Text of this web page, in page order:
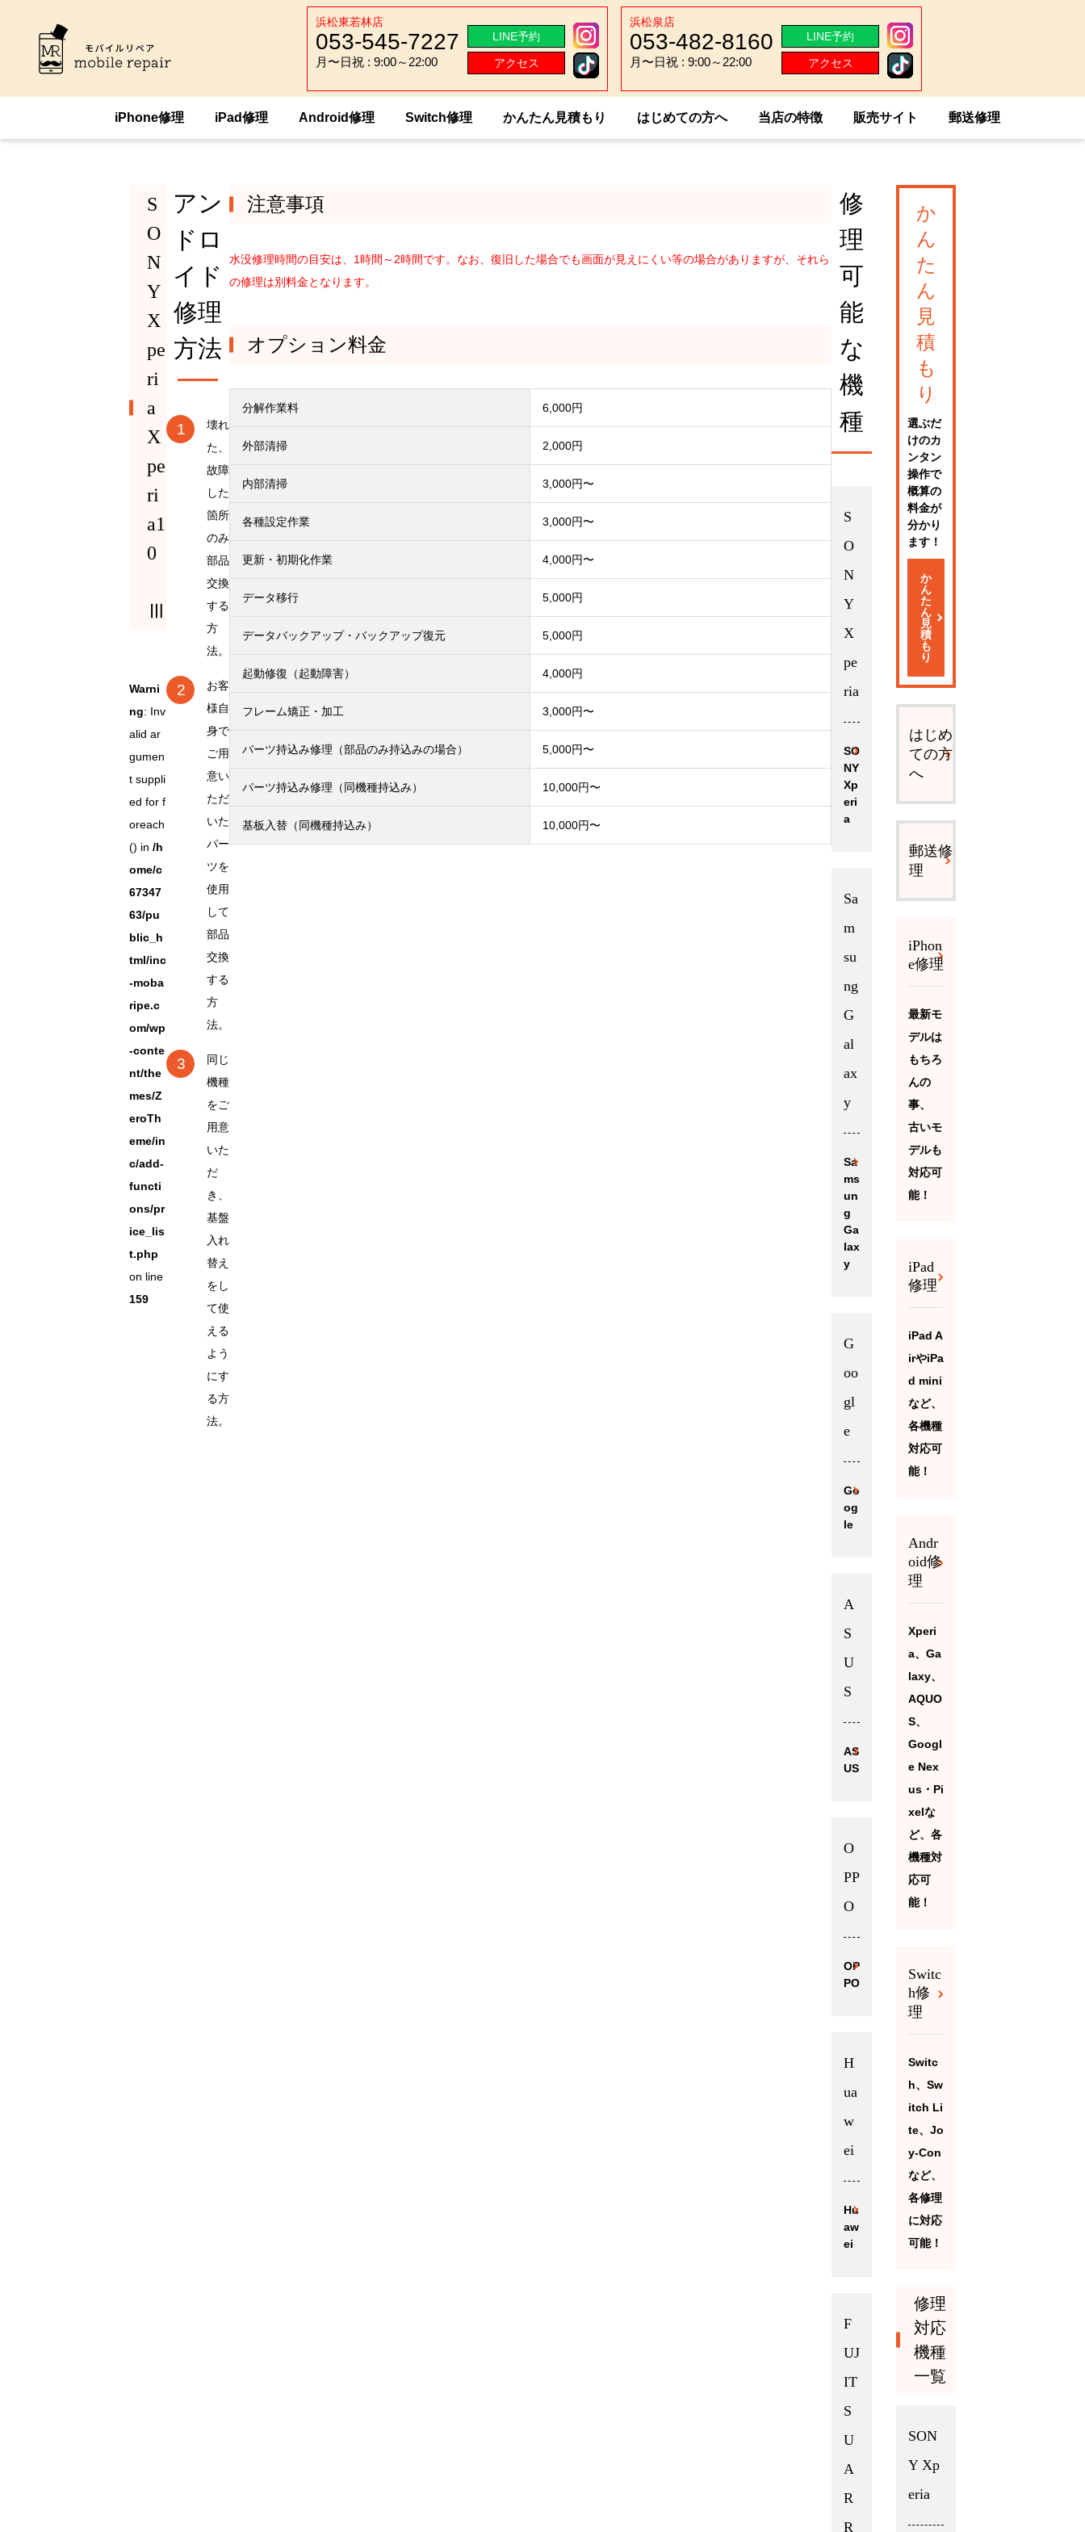
浜松東若林店
053-545-7227
月〜日祝 : 9:00～22:00
LINE予約
アクセス
浜松泉店
053-482-8160
月〜日祝 : 9:00～22:00
LINE予約
アクセス
iPhone修理 iPad修理 Android修理 Switch修理 かんたん見積もり はじめての方へ 当店の特徴 販売サイト 郵送修理
HOME Android修理 SONY Xperia Xperia10 Ⅲ
S
O
N
Y
X
pe
ri
a
X
pe
ri
a1
0
Ⅲ
Warni
ng: Inv
alid ar
gumen
t suppli
ed for f
oreach
() in /h
ome/c
67347
63/pu
blic_h
tml/inc
-moba
ripe.c
om/wp
-conte
nt/the
mes/Z
eroTh
eme/in
c/add-
functi
ons/pr
ice_lis
t.php
on line
159
アン
ドロ
イド
修理
方法
壊れ
た、
故障
した
箇所
のみ
部品
交換
する
方
法。
お客
様自
身で
ご用
意い
ただ
いた
パー
ツを
使用
して
部品
交換
する
方
法。
同じ
機種
をご
用意
いた
だ
き、
基盤
入れ
替え
をし
て使
える
よう
にす
る方
法。
注意事項
水没修理時間の目安は、1時間～2時間です。なお、復旧した場合でも画面が見えにくい等の場合がありますが、それら
の修理は別料金となります。
オプション料金
分解作業料 6,000円
外部清掃 2,000円
内部清掃 3,000円〜
各種設定作業 3,000円〜
更新・初期化作業 4,000円〜
データ移行 5,000円
データバックアップ・バックアップ復元 5,000円
起動修復（起動障害） 4,000円
フレーム矯正・加工 3,000円〜
パーツ持込み修理（部品のみ持込みの場合） 5,000円〜
パーツ持込み修理（同機種持込み） 10,000円〜
基板入替（同機種持込み） 10,000円〜
修
理
可
能
な
機
種
S
O
N
Y
X
pe
ria
SO
NY
Xp
eri
a
Sa
m
su
ng
G
al
ax
y
Sa
ms
un
g
Ga
lax
y
G
oo
gl
e
Go
og
le
A
S
U
S
AS
US
O
PP
O
OP
PO
H
ua
w
ei
Hu
aw
ei
F
UJ
IT
S
U
A
R
R
か
ん
た
ん
見
積
も
り
選ぶだ
けのカ
ンタン
操作で
概算の
料金が
分かり
ます！
か
ん
た
ん
見
積
も
り
はじめ
ての方
へ
郵送修
理
iPhon
e修理
最新モ
デルは
もちろ
んの
事、
古いモ
デルも
対応可
能！
iPad
修理
iPad A
irやiPa
d mini
など、
各機種
対応可
能！
Andr
oid修
理
Xperi
a、Ga
laxy、
AQUO
S、
Googl
e Nex
us・Pi
xelな
ど、各
機種対
応可
能！
Switc
h修
理
Switc
h、Sw
itch Li
te、Jo
y-Con
など、
各修理
に対応
可能！
修理
対応
機種
一覧
SON
Y Xp
eria